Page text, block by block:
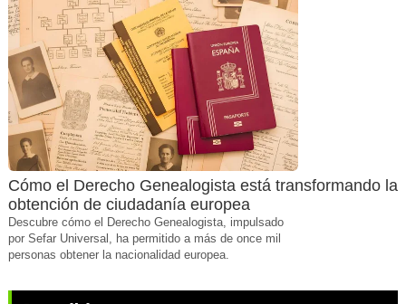
Cómo el Derecho Genealogista está transformando la
obtención de ciudadanía europea
Descubre cómo el Derecho Genealogista, impulsado
por Sefar Universal, ha permitido a más de once mil
personas obtener la nacionalidad europea.